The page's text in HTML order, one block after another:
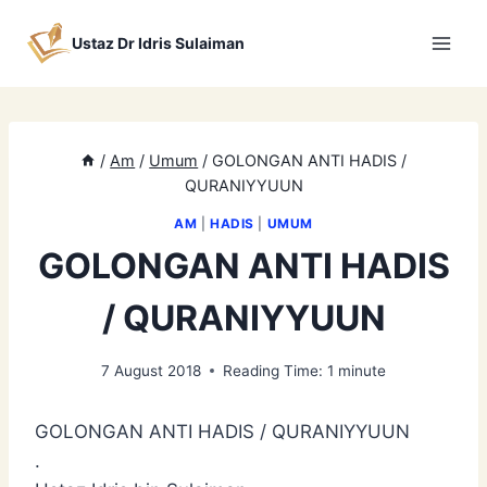
Ustaz Dr Idris Sulaiman
/ Am / Umum / GOLONGAN ANTI HADIS /
QURANIYYUUN
AM HADIS UMUM
GOLONGAN ANTI HADIS
/ QURANIYYUUN
7 August 2018 Reading Time: 1 minute
GOLONGAN ANTI HADIS / QURANIYYUUN
.